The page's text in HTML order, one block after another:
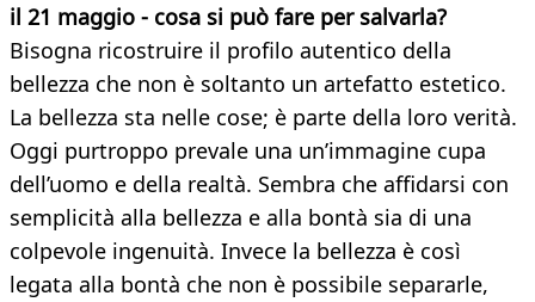
il 21 maggio - cosa si può fare per salvarla?
Bisogna ricostruire il profilo autentico della
bellezza che non è soltanto un artefatto estetico.
La bellezza sta nelle cose; è parte della loro verità.
Oggi purtroppo prevale una un’immagine cupa
dell’uomo e della realtà. Sembra che affidarsi con
semplicità alla bellezza e alla bontà sia di una
colpevole ingenuità. Invece la bellezza è così
legata alla bontà che non è possibile separarle,